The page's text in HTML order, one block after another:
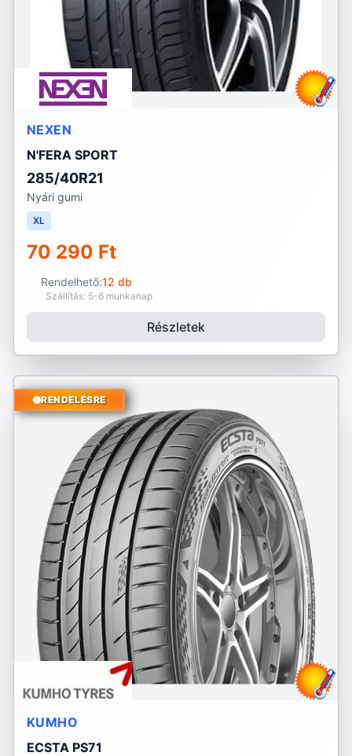
NEXEN
N'FERA SPORT
285/40R21
Nyári gumi
XL
70 290 Ft
Rendelhető:12 db
Szállítás: 5-6 munkanap
Részletek
RENDELÉSRE
KUMHO
ECSTA PS71